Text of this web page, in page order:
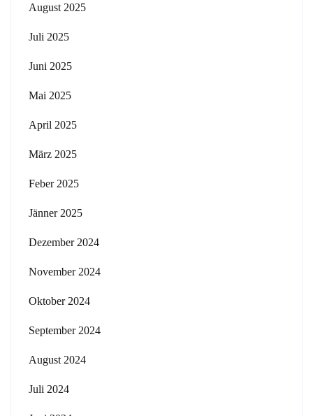
August 2025
Juli 2025
Juni 2025
Mai 2025
April 2025
März 2025
Feber 2025
Jänner 2025
Dezember 2024
November 2024
Oktober 2024
September 2024
August 2024
Juli 2024